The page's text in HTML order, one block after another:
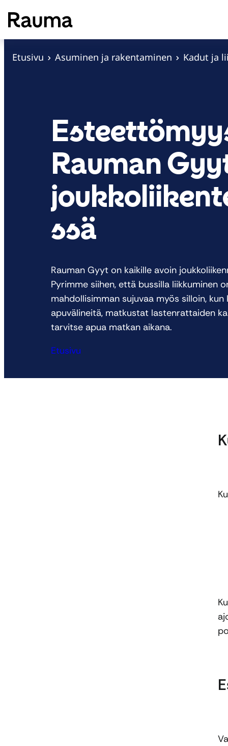
S
i
Etusivu Asuminen ja rakentaminen Kadut ja
Rauman
ssä
Rauman Gyyt on kaikille avoin
Pyrimme siihen, että bussilla liikkuminen
mahdollisimman sujuvaa myös silloin,
apuvälineitä, matkustat lastenrattaiden
tarvitse apua matkan aikana.
Etusivu